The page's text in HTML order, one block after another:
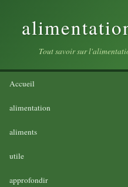
Tout savoir sur
Accueil
alimentation
aliments
utile
approfondir